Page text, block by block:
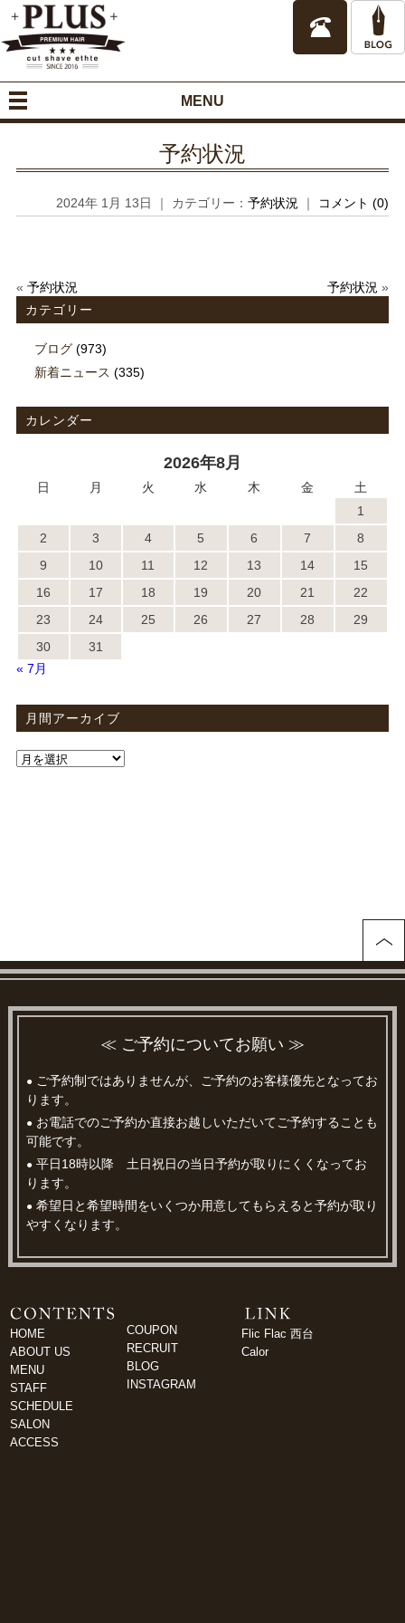
MENU
予約状況
2024年 1月 13日 ｜ カテゴリー：予約状況 ｜ コメント (0)
« 予約状況 予約状況 »
カテゴリー
ブログ(973)
新着ニュース (335)
カレンダー
2026年8月
日 月 火 水 木 金
土
1
2
3 4 5 6 7
8
9
10 11 12 13 14
15
16
17 18 19 20 21
22
23
24 25 26 27 28
29
30
31
« 7月
月間アーカイブ
≪ ご予約についてお願い ≫
● ご予約制ではありませんが、ご予約のお客様優先となってお
ります。
● お電話でのご予約か直接お越しいただいてご予約することも
可能です。
● 平日18時以降 土日祝日の当日予約が取りにくくなってお
ります。
● 希望日と希望時間をいくつか用意してもらえると予約が取り
やすくなります。
HOME
ABOUT US
MENU
STAFF
SCHEDULE
SALON
ACCESS
COUPON
RECRUIT
BLOG
INSTAGRAM
Flic Flac 西台
Calor